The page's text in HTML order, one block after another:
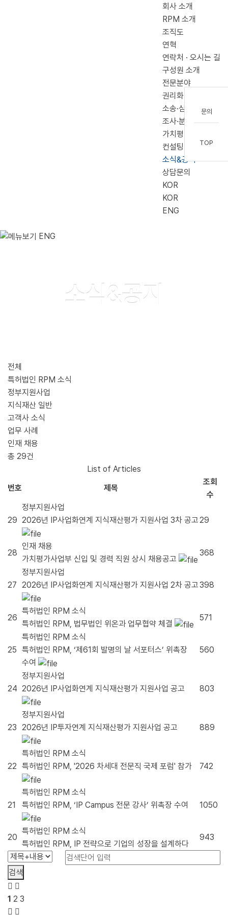
회사 소개
RPM 소개
조직도
연혁
연락처 · 오시는 길
구성원 소개
전문분야
권리화
소송·심판
조사·분석
가치평가
컨설팅
소식&공지
상담문의
KOR
KOR
ENG
ENG
소식&공지
전체
특허법인 RPM 소식
정부지원사업
지식재산 일반
고객사 소식
업무 사례
인재 채용
총 29건
List of Articles
번호
제목
조회
수
29
정부지원사업
2026년 IP사업화연계 지식재산평가 지원사업 3차 공고29
28
인재 채용
가치평가사업부 신입 및 경력 직원 상시 채용공고
368
27
정부지원사업
2026년 IP사업화연계 지식재산평가 지원사업 2차 공고398
26
특허법인 RPM 소식
특허법인 RPM, 법무법인 위온과 업무협약 체결
571
25
특허법인 RPM 소식
특허법인 RPM, ‘제61회 발명의 날 서포터스’ 위촉장
수여
560
24
정부지원사업
2026년 IP사업화연계 지식재산평가 지원사업 공고
803
23
정부지원사업
2026년 IP투자연계 지식재산평가 지원사업 공고
889
22
특허법인 RPM 소식
특허법인 RPM, '2026 차세대 전문직 국제 포럼' 참가
742
21
특허법인 RPM 소식
특허법인 RPM, ‘IP Campus 전문 강사’ 위촉장 수여
1050
20
특허법인 RPM 소식
특허법인 RPM, IP 전략으로 기업의 성장을 설계하다
943
검색
1 2 3
문의
TOP